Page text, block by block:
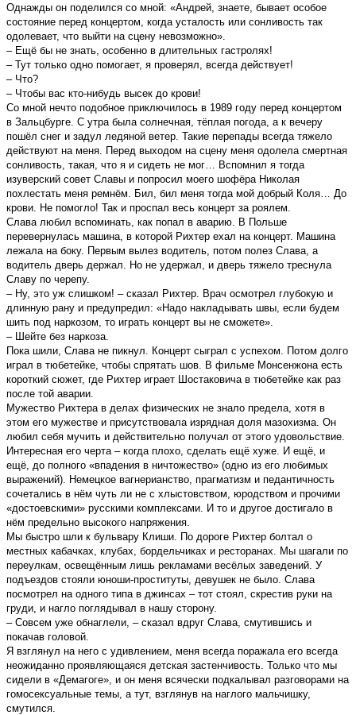
Однажды он поделился со мной: «Андрей, знаете, бывает особое
состояние перед концертом, когда усталость или сонливость так
одолевает, что выйти на сцену невозможно».
– Ещё бы не знать, особенно в длительных гастролях!
– Тут только одно помогает, я проверял, всегда действует!
– Что?
– Чтобы вас кто-нибудь высек до крови!
Со мной нечто подобное приключилось в 1989 году перед концертом
в Зальцбурге. С утра была солнечная, тёплая погода, а к вечеру
пошёл снег и задул ледяной ветер. Такие перепады всегда тяжело
действуют на меня. Перед выходом на сцену меня одолела смертная
сонливость, такая, что я и сидеть не мог… Вспомнил я тогда
изуверский совет Славы и попросил моего шофёра Николая
похлестать меня ремнём. Бил, бил меня тогда мой добрый Коля… До
крови. Не помогло! Так и проспал весь концерт за роялем.
Слава любил вспоминать, как попал в аварию. В Польше
перевернулась машина, в которой Рихтер ехал на концерт. Машина
лежала на боку. Первым вылез водитель, потом полез Слава, а
водитель дверь держал. Но не удержал, и дверь тяжело треснула
Славу по черепу.
– Ну, это уж слишком! – сказал Рихтер. Врач осмотрел глубокую и
длинную рану и предупредил: «Надо накладывать швы, если будем
шить под наркозом, то играть концерт вы не сможете».
– Шейте без наркоза.
Пока шили, Слава не пикнул. Концерт сыграл с успехом. Потом долго
играл в тюбeтейке, чтобы спрятать шов. В фильме Mонсенжoна есть
короткий сюжет, где Рихтер играет Шостаковича в тюбетейке как раз
после той аварии.
Мужество Рихтера в делах физических не знало предела, хотя в
этом его мужестве и присутствовала изрядная доля мазохизма. Он
любил себя мучить и действительно получал от этого удовольствие.
Интересная его черта – когда плохо, сделать ещё хуже. И ещё, и
ещё, до полного «впадения в ничтожество» (одно из его любимых
выражений). Немецкое вагнерианство, прагматизм и педантичность
сочетались в нём чуть ли не с хлыстовством, юродством и прочими
«достоевскими» русскими комплексами. И то и другое достигало в
нём предельно высокого напряжения.
Мы быстро шли к бульвару Клиши. По дороге Рихтер болтал о
местных кабачках, клубах, бордельчиках и ресторанах. Мы шагали по
переулкам, освещённым лишь рекламами весёлых заведений. У
подъездов стояли юноши-проституты, девушек не было. Слава
посмотрел на одного типа в джинсах – тот стоял, скрестив руки на
груди, и нагло поглядывал в нашу сторону.
– Совсем уже обнаглели, – сказал вдруг Слава, смутившись и
покачав головой.
Я взглянул на него с удивлением, меня всегда поражала его всегда
неожиданно проявляющаяся детская застенчивость. Только что мы
сидели в «Демагоге», и он меня всячески подкалывал разговорами на
гомосексуальные темы, а тут, взглянув на наглого мальчишку,
смутился.